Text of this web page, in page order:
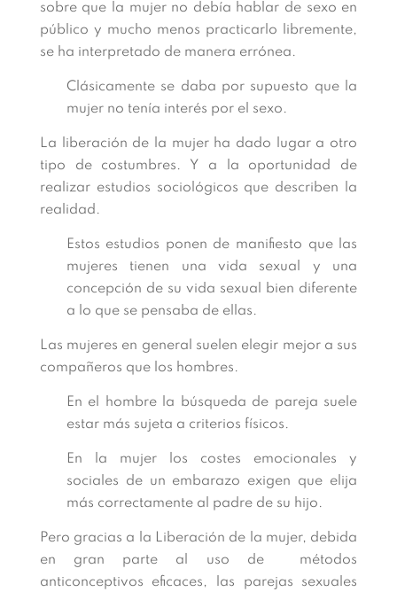
sobre que la mujer no debía hablar de sexo en
público y mucho menos practicarlo libremente,
se ha interpretado de manera errónea.
Clásicamente se daba por supuesto que la
mujer no tenía interés por el sexo.
La liberación de la mujer ha dado lugar a otro
tipo de costumbres. Y a la oportunidad de
realizar estudios sociológicos que describen la
realidad.
Estos estudios ponen de manifiesto que las
mujeres tienen una vida sexual y una
concepción de su vida sexual bien diferente
a lo que se pensaba de ellas.
Las mujeres en general suelen elegir mejor a sus
compañeros que los hombres.
En el hombre la búsqueda de pareja suele
estar más sujeta a criterios físicos.
En la mujer los costes emocionales y
sociales de un embarazo exigen que elija
más correctamente al padre de su hijo.
Pero gracias a la Liberación de la mujer, debida
en gran parte al uso de métodos
anticonceptivos eficaces, las parejas sexuales